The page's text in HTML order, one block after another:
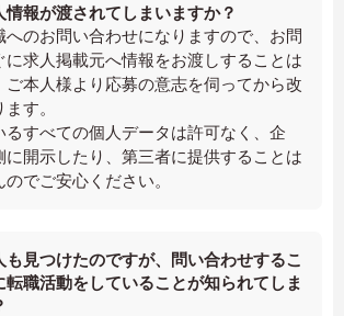
情報が渡されてしまいますか？
へのお問い合わせになりますので、お問
に求人掲載元へ情報をお渡しすることは
ご本人様より応募の意志を伺ってから改
す。
るすべての個人データは許可なく、企
に開示したり、第三者に提供することは
でご安心ください。
も見つけたのですが、問い合わせするこ
転職活動をしていることが知られてしま